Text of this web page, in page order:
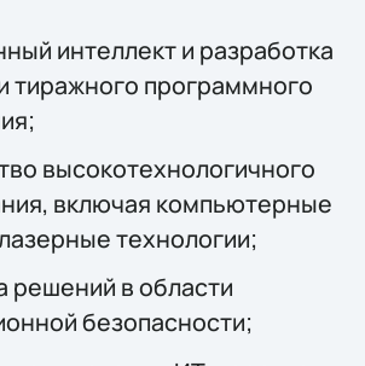
интеллект и разработка
тиражного программного
высокотехнологичного
включая компьютерные
технологии;
решений в области
безопасности;